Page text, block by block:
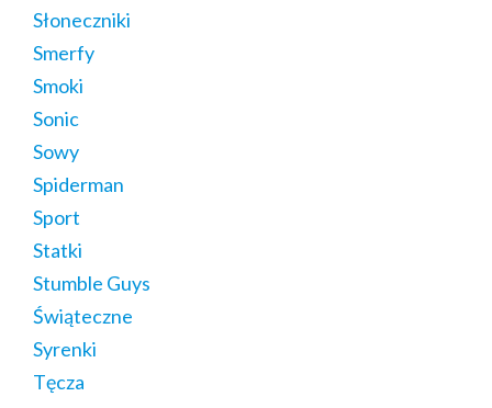
Słoneczniki
Smerfy
Smoki
Sonic
Sowy
Spiderman
Sport
Statki
Stumble Guys
Świąteczne
Syrenki
Tęcza